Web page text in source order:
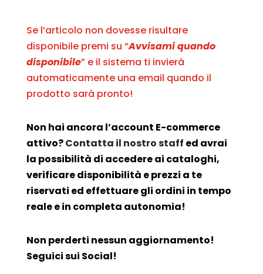
Se l’articolo non dovesse risultare
disponibile premi su “Avvisami quando
disponibile” e il sistema ti invierà
automaticamente una email quando il
prodotto sarà pronto!
Non hai ancora l’account E-commerce
attivo?Contatta il nostro staff ed avrai
la possibilità di accedere ai cataloghi,
verificare disponibilità e prezzi a te
riservati ed effettuare gli ordini in tempo
reale e in completa autonomia!
Non perderti nessun aggiornamento!
Seguici sui Social!